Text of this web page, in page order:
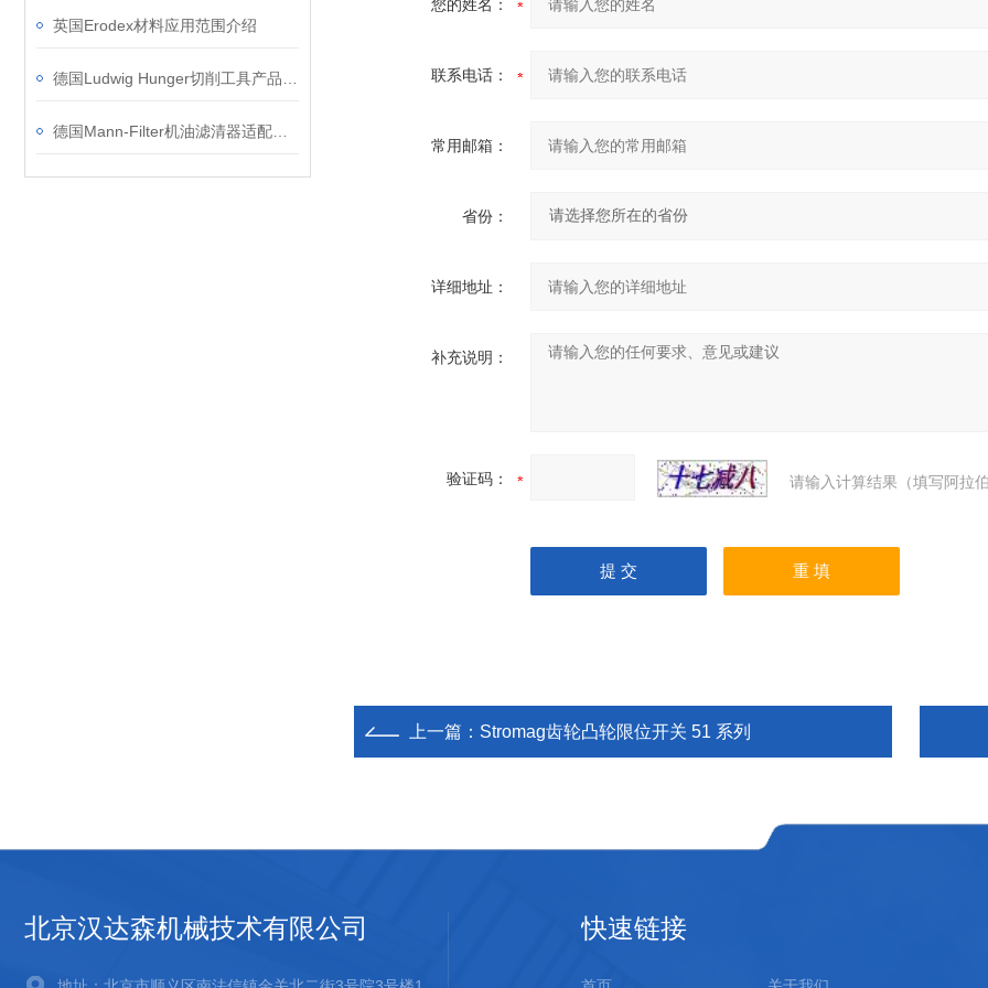
英国Erodex材料应用范围介绍
您的姓名：
联系电话：
常用邮箱：
省份：
详细地址：
补充说明：
验证码： 请输入计算结果（填写阿拉
上一篇： Stromag齿轮凸轮限位开关 51 系列
北京汉达森机械技术有限公司 快速链接